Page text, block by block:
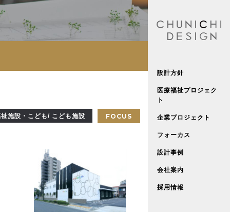
設計方針
医療福祉プロジェク
ト
企業プロジェクト
フォーカス
設計事例
会社案内
採用情報
施設・こども/ こども施設 FOCUS